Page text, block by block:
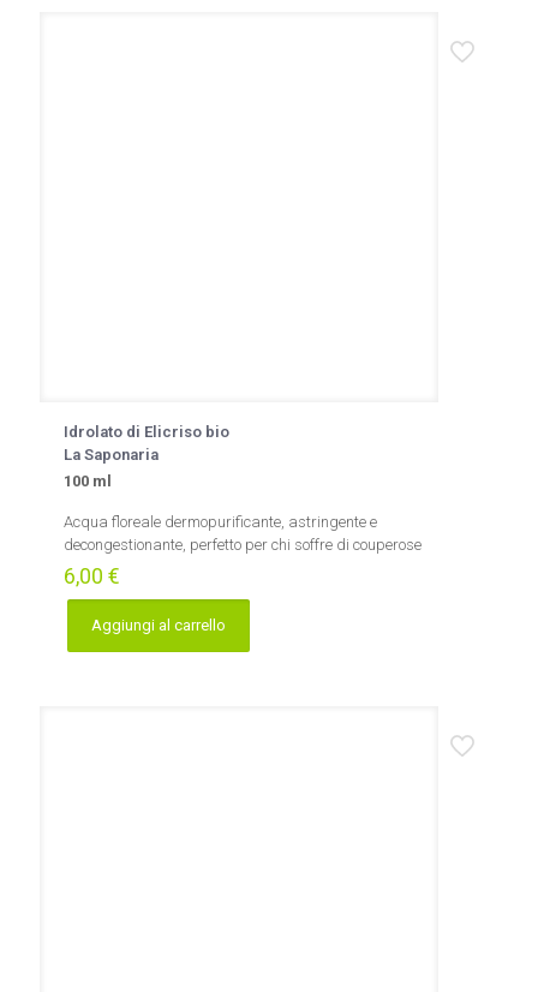
Idrolato di Elicriso bio
La Saponaria
100 ml
Acqua floreale dermopurificante, astringente e
decongestionante, perfetto per chi soffre di couperose
6,00 €
Aggiungi al carrello